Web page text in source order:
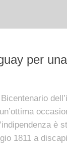
per
è
1811 a